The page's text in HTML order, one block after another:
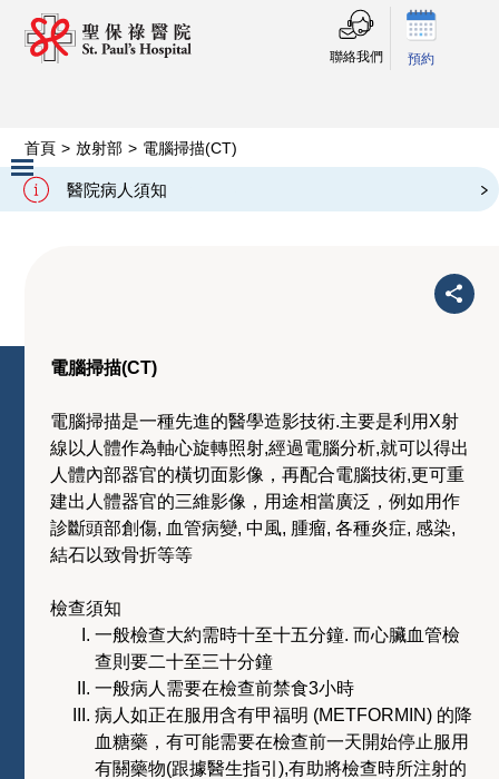
聯絡我們 預約
醫院病人須知
Slide 2 of 3.
首頁 > 放射部 > 電腦掃描(CT)
電腦掃描(CT)
電腦掃描(CT)
電腦掃描是一種先進的醫學造影技術.主要是利用X射
線以人體作為軸心旋轉照射,經過電腦分析,就可以得出
人體內部器官的橫切面影像，再配合電腦技術,更可重
建出人體器官的三維影像，用途相當廣泛，例如用作
診斷頭部創傷, 血管病變, 中風, 腫瘤, 各種炎症, 感染,
結石以致骨折等等
檢查須知
一般檢查大約需時十至十五分鐘. 而心臟血管檢
查則要二十至三十分鐘
一般病人需要在檢查前禁食3小時
病人如正在服用含有甲福明 (METFORMIN) 的降
血糖藥，有可能需要在檢查前一天開始停止服用
有關藥物(跟據醫生指引),有助將檢查時所注射的